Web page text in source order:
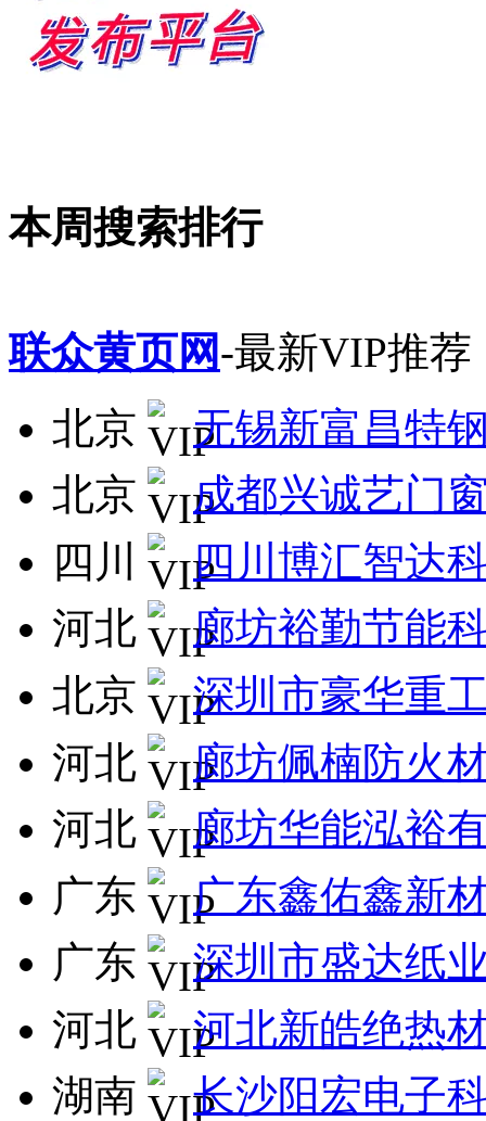
本周搜索排行
联众黄页网-最新VIP推荐
北京
无锡新富昌特
北京
成都兴诚艺门
四川
四川博汇智达
河北
廊坊裕勤节能
北京
深圳市豪华重
河北
廊坊佩楠防火
河北
廊坊华能泓裕
广东
广东鑫佑鑫新
广东
深圳市盛达纸
河北
河北新皓绝热
湖南
长沙阳宏电子